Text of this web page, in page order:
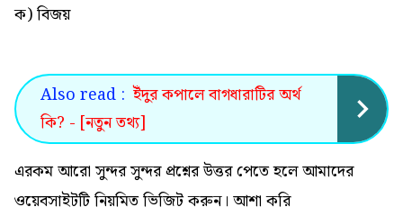
ক) বিজয়
Also read : ইঁদুর কপালে বাগধারাটির অর্থ
কি? - [নতুন তথ্য]
এরকম আরো সুন্দর সুন্দর প্রশ্নের উত্তর পেতে হলে আমাদের
ওয়েবসাইটটি নিয়মিত ভিজিট করুন। আশা করি